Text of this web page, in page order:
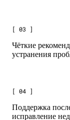
[ 03 ]
Чёткие
устранения
[ 04 ]
Поддержка
исправление